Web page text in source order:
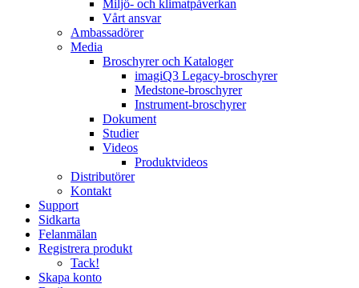
Miljö- och klimatpåverkan
Vårt ansvar
Ambassadörer
Media
Broschyrer och Kataloger
imagiQ3 Legacy-broschyrer
Medstone-broschyrer
Instrument-broschyrer
Dokument
Studier
Videos
Produktvideos
Distributörer
Kontakt
Support
Sidkarta
Felanmälan
Registrera produkt
Tack!
Skapa konto